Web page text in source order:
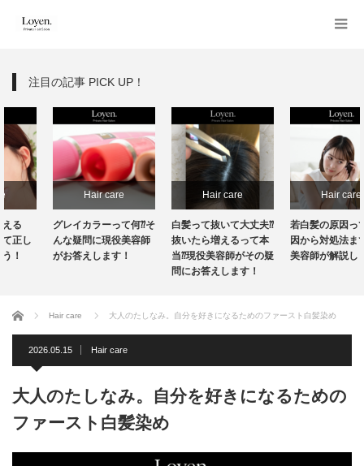
注目の記事 PICK UP！
グレイカラーって何⁇そ
んな疑問に現役美容師
がお答えします！
白髪って抜いて大丈夫⁇
抜いたら増えるって本
当⁇現役美容師がその疑
問にお答えします！
Hair care
若白髪の原因って？原
因から対処法まで現役
美容師が解説します！
ホーム Hair care 大人のたしなみ。自分を好きになるためのファースト白髪染め
2026.05.15 Hair care
大人のたしなみ。自分を好きになるための
ファースト白髪染め